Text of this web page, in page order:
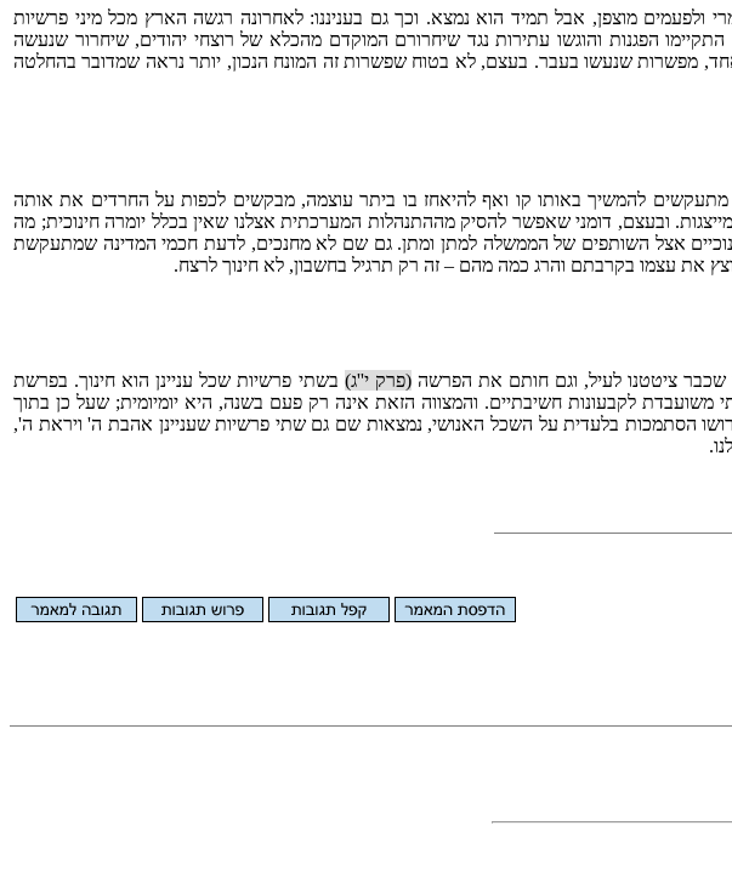
מוצפן, אבל תמיד הוא נמצא. וכך גם בעניננו: לאחרונה רגשה הארץ מכל מיני פרשיות
הפגנות והוגשו עתירות נגד שיחרורם המוקדם מהכלא של רוצחי יהודים, שיחרור שנעשה
מפשרות שנעשו בעבר. בעצם, לא בטוח שפשרות זה המונח הנכון, יותר נראה שמדובר בהחלטה
מתעקשים להמשיך באותו קו ואף להיאחז בו ביתר עוצמה, מבקשים לכפות על החרדים את אותה
ובעצם, דומני שאפשר להסיק מההתנהלות המערכתית אצלנו שאין בכלל יומרה חינוכית; מה
אצל השותפים של הממשלה למתן ומתן. גם שם לא מחנכים, לדעת חכמי המדינה שמתעקשת
את עצמו בקרבתם והרג כמה מהם – זה רק תרגיל בחשבון, לא חינוך לרצח.
שכבר ציטטנו לעיל, וגם חותם את הפרשה(פרק י''ג) בשתי פרשיות שכל עניינן הוא חינוך. בפרשת
משועבדת לקבעונות חשיבתיים. והמצווה הזאת אינה רק פעם בשנה, היא יומיומית; שעל כן בתוך
הסתמכות בלעדית על השכל האנושי, נמצאות שם גם שתי פרשיות שעניינן אהבת ה' ויראת ה',